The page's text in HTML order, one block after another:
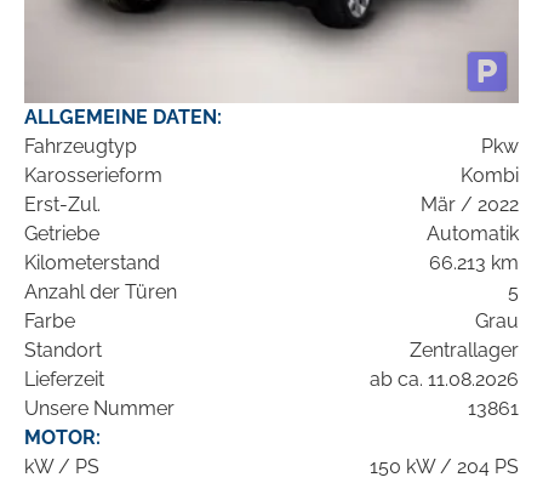
ALLGEMEINE DATEN:
Fahrzeugtyp
Pkw
Karosserieform
Kombi
Erst-Zul.
Mär / 2022
Getriebe
Automatik
Kilometerstand
66.213 km
Anzahl der Türen
5
Farbe
Grau
Standort
Zentrallager
Lieferzeit
ab ca. 11.08.2026
Unsere Nummer
13861
MOTOR:
kW / PS
150 kW / 204 PS